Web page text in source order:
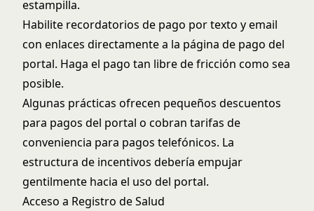
estampilla.
Habilite recordatorios de pago por texto y email
con enlaces directamente a la página de pago del
portal. Haga el pago tan libre de fricción como sea
posible.
Algunas prácticas ofrecen pequeños descuentos
para pagos del portal o cobran tarifas de
conveniencia para pagos telefónicos. La
estructura de incentivos debería empujar
gentilmente hacia el uso del portal.
Acceso a Registro de Salud